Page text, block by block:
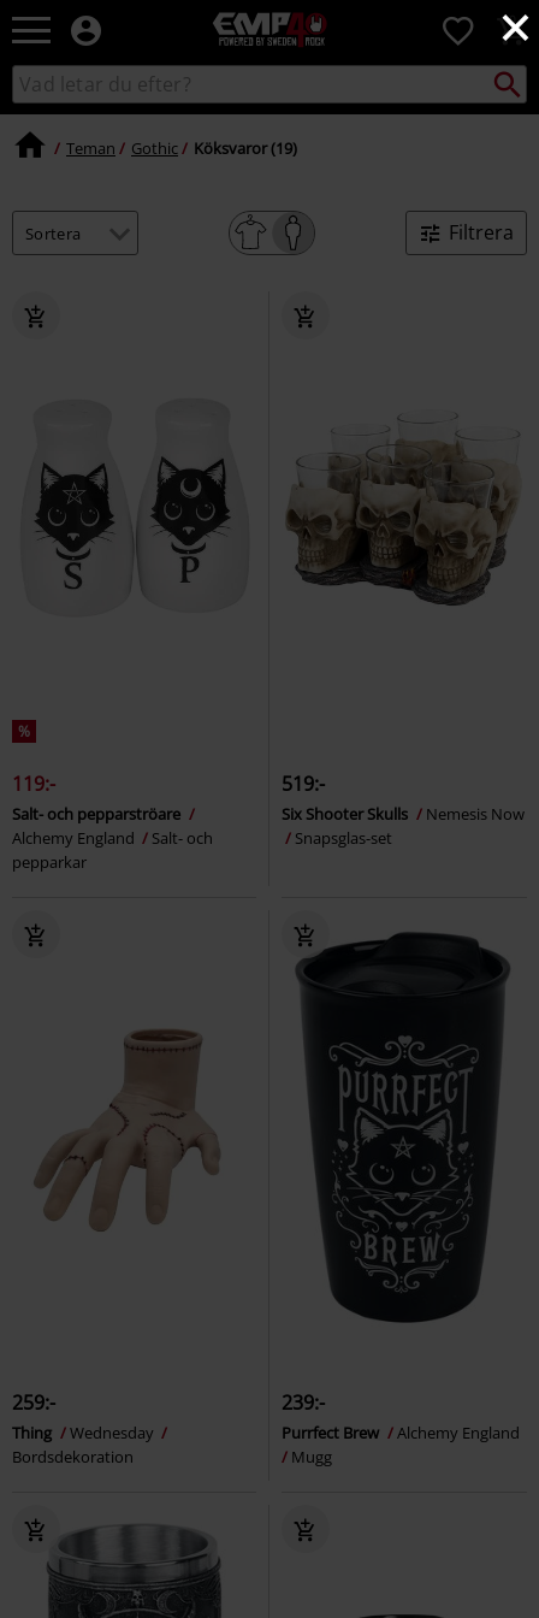
×
EMP
-
Musik,
TV
&
Alternativt
Mode
0
Sök
i
Sök
Teman Gothic Köksvaror (19)
Filtrera
%
119:-
Salt- och pepparströare
Alchemy England
Salt- och
pepparkar
519:-
Six Shooter Skulls
Nemesis Now
Snapsglas-set
259:-
Thing
Wednesday
Bordsdekoration
239:-
Purrfect Brew
Alchemy England
Mugg